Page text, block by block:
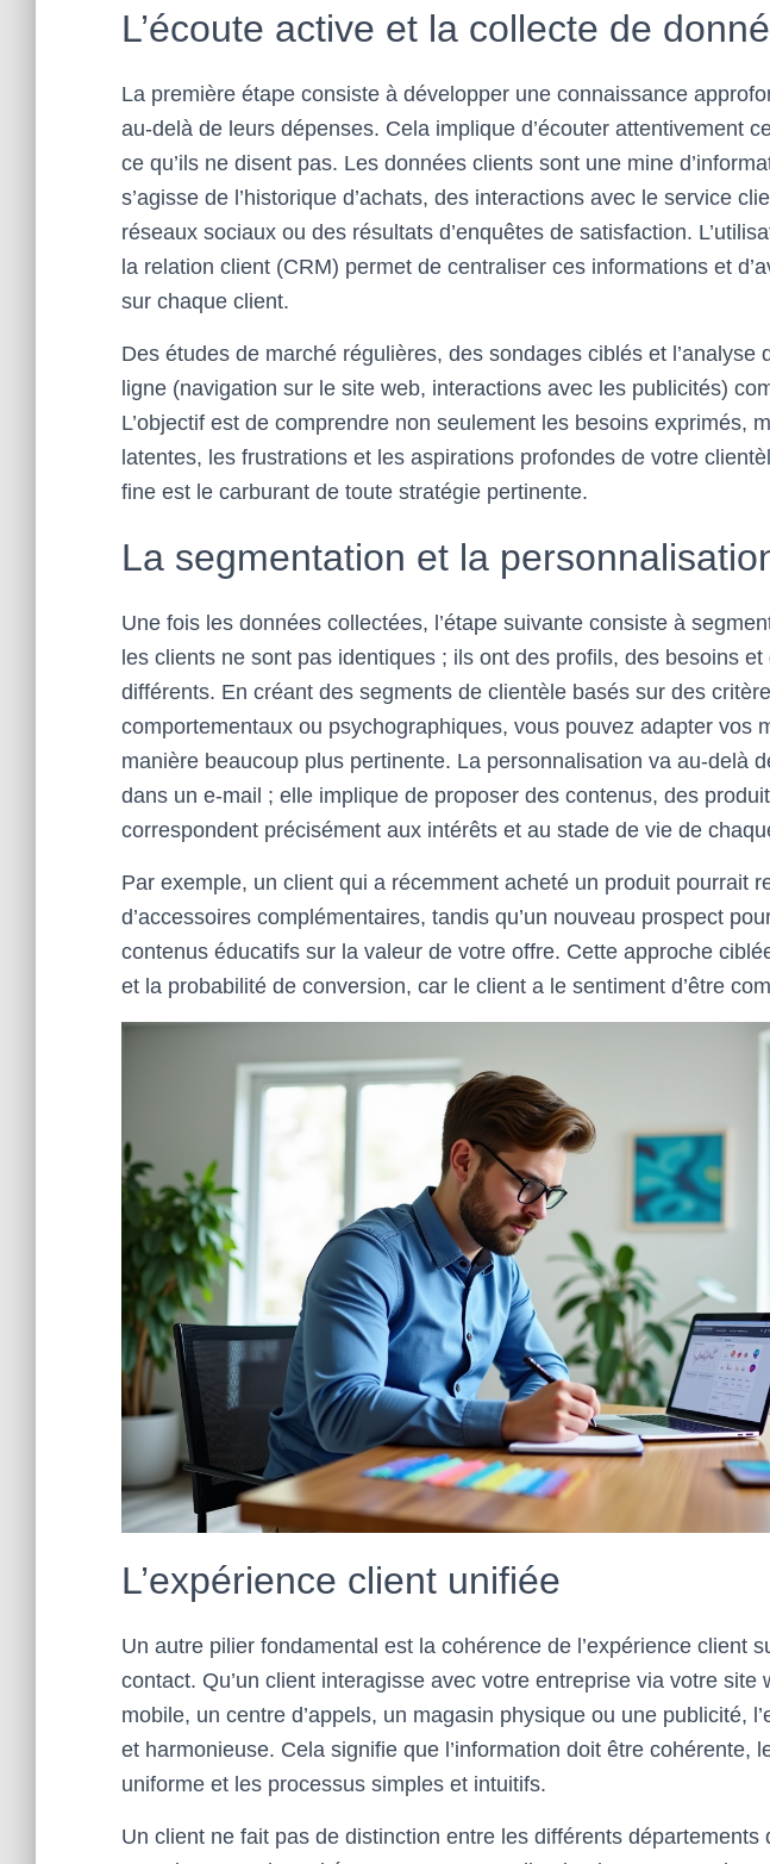
L’écoute active et la collecte de
La première étape consiste à développer une connaissance
au-delà de leurs dépenses. Cela implique d’écouter attentivement
ce qu’ils ne disent pas. Les données clients sont une mine
s’agisse de l’historique d’achats, des interactions avec le service
réseaux sociaux ou des résultats d’enquêtes de satisfaction.
la relation client (CRM) permet de centraliser ces informations et
sur chaque client.
Des études de marché régulières, des sondages ciblés et l’analyse
ligne (navigation sur le site web, interactions avec les publicités)
L’objectif est de comprendre non seulement les besoins exprimés,
latentes, les frustrations et les aspirations profondes de votre
fine est le carburant de toute stratégie pertinente.
La segmentation et la
Une fois les données collectées, l’étape suivante consiste à
les clients ne sont pas identiques ; ils ont des profils, des besoins
différents. En créant des segments de clientèle basés sur des
comportementaux ou psychographiques, vous pouvez adapter vos
manière beaucoup plus pertinente. La personnalisation va au-delà
dans un e-mail ; elle implique de proposer des contenus, des
correspondent précisément aux intérêts et au stade de vie de
Par exemple, un client qui a récemment acheté un produit pourrait
d’accessoires complémentaires, tandis qu’un nouveau prospect
contenus éducatifs sur la valeur de votre offre. Cette approche
et la probabilité de conversion, car le client a le sentiment d’être
L’expérience client unifiée
Un autre pilier fondamental est la cohérence de l’expérience client
contact. Qu’un client interagisse avec votre entreprise via votre site
mobile, un centre d’appels, un magasin physique ou une publicité,
et harmonieuse. Cela signifie que l’information doit être cohérente,
uniforme et les processus simples et intuitifs.
Un client ne fait pas de distinction entre les différents départements